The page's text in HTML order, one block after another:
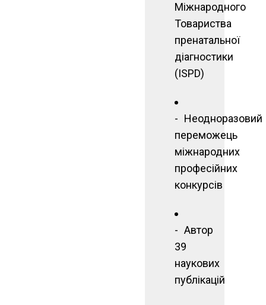
Міжнародного
Товариства
пренатальної
діагностики
(ISPD)
Неодноразовий
переможець
міжнародних
професійних
конкурсів
Автор
39
наукових
публікацій